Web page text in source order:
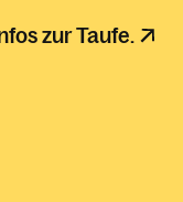
zur Taufe.